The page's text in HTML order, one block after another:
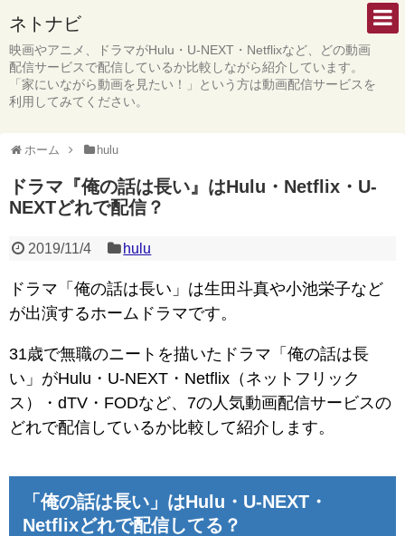
ネトナビ
映画やアニメ、ドラマがHulu・U-NEXT・Netflixなど、どの動画
配信サービスで配信しているか比較しながら紹介しています。
「家にいながら動画を見たい！」という方は動画配信サービスを
利用してみてください。
ホーム hulu
ドラマ『俺の話は長い』はHulu・Netflix・U-
NEXTどれで配信？
2019/11/4 hulu
ドラマ「俺の話は長い」は生田斗真や小池栄子など
が出演するホームドラマです。
31歳で無職のニートを描いたドラマ「俺の話は長
い」がHulu・U-NEXT・Netflix（ネットフリック
ス）・dTV・FODなど、7の人気動画配信サービスの
どれで配信しているか比較して紹介します。
「俺の話は長い」はHulu・U-NEXT・
Netflixどれで配信してる？